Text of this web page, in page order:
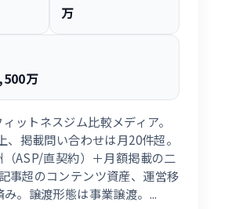
万
万
ットネスジム比較メディア。
、掲載問い合わせは月20件超。
ASP/直契約）＋月額掲載の二
事超のコンテンツ資産、運営移
。譲渡形態は事業譲渡。...